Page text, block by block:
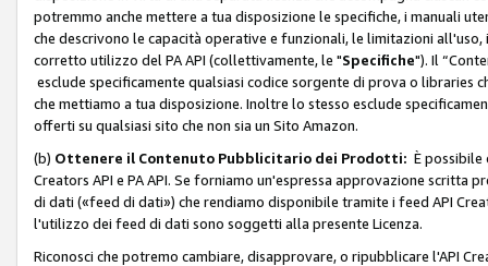
potremmo anche mettere a tua disposizione le specifiche, i manuali
che descrivono le capacità operative e funzionali, le limitazioni
corretto utilizzo del PA API (collettivamente, le "Specifiche"). Il
esclude specificamente qualsiasi codice sorgente di prova o libraries
che mettiamo a tua disposizione. Inoltre lo stesso esclude
offerti su qualsiasi sito che non sia un Sito Amazon.
(b) Ottenere il Contenuto Pubblicitario dei Prodotti: È
Creators API e PA API. Se forniamo un'espressa approvazione
di dati («feed di dati») che rendiamo disponibile tramite i feed API
l'utilizzo dei feed di dati sono soggetti alla presente Licenza.
Riconosci che potremo cambiare, disapprovare, o ripubblicare l'API